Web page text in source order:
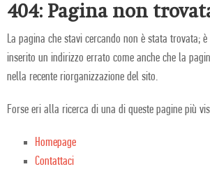
404: Pagina non
La pagina che stavi cercando non è stata trovata;
inserito un indirizzo errato come anche che la
nella recente riorganizzazione del sito.
Forse eri alla ricerca di una di queste pagine più
Homepage
Contattaci